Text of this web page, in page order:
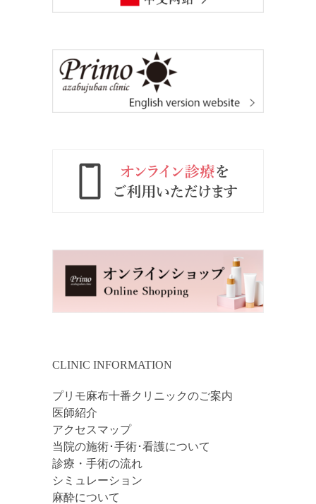
CLINIC INFORMATION
プリモ麻布十番クリニックのご案内
医師紹介
アクセスマップ
当院の施術･手術･看護について
診療・手術の流れ
シミュレーション
麻酔について